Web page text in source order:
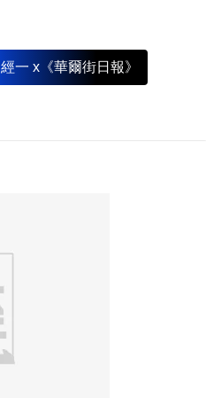
經一 x《華爾街日報》